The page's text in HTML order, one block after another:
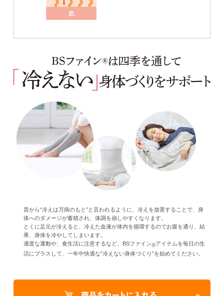
昔から“冷えは万病のもと”と言われるように、冷えを放置することで、身
体へのダメージが蓄積され、体調を崩しやすくなります。
とくに足元が冷えると、冷えた血液が体内を循環するのでお腹を通り、結
果、身体を冷やしてしまいます。
適度な運動や、食生活に注意するなど、BSファイン®アイテムを毎日の生
活にプラスして、一年中快適な“冷えない身体づくり”を始めてください。